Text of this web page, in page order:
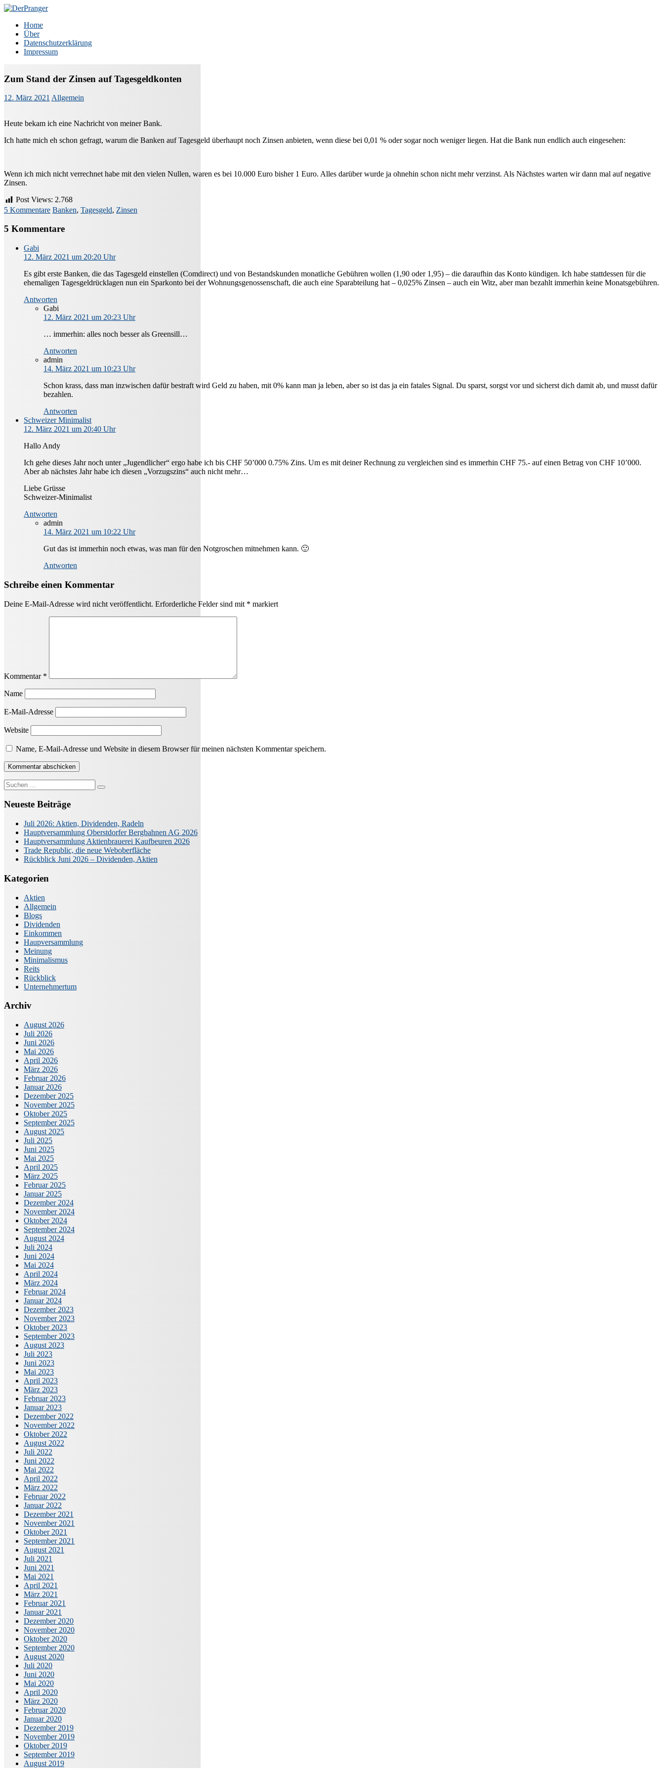
Zum
springen
DerPranger
Finanzen, Freiheit, Prangerei
Home
Über
Datenschutzerklärung
Impressum
Zum Stand der Zinsen auf Tagesgeldkonten
12. März 2021 Allgemein
Heute bekam ich eine Nachricht von meiner Bank.
Ich hatte mich eh schon gefragt, warum die Banken auf Tagesgeld überhaupt noch Zinsen anbieten, wenn diese bei 0,01 % oder sogar noch weniger liegen. Hat die Bank nun endlich auch eingesehen:
Wenn ich mich nicht verrechnet habe mit den vielen Nullen, waren es bei 10.000 Euro bisher 1 Euro. Alles darüber wurde ja ohnehin schon nicht mehr verzinst. Als Nächstes warten wir dann mal auf negative
Zinsen.
Post Views: 2.768
5 Kommentare Banken, Tagesgeld, Zinsen
5 Kommentare
Gabi
12. März 2021 um 20:20 Uhr
Es gibt erste Banken, die das Tagesgeld einstellen (Comdirect) und von Bestandskunden monatliche Gebühren wollen (1,90 oder 1,95) – die daraufhin das Konto kündigen. Ich habe stattdessen für die
ehemaligen Tagesgeldrücklagen nun ein Sparkonto bei der Wohnungsgenossenschaft, die auch eine Sparabteilung hat – 0,025% Zinsen – auch ein Witz, aber man bezahlt immerhin keine Monatsgebühren.
Antworten
Gabi
12. März 2021 um 20:23 Uhr
… immerhin: alles noch besser als Greensill…
Antworten
admin
14. März 2021 um 10:23 Uhr
Schon krass, dass man inzwischen dafür bestraft wird Geld zu haben, mit 0% kann man ja leben, aber so ist das ja ein fatales Signal. Du sparst, sorgst vor und sicherst dich damit ab, und musst dafür
bezahlen.
Antworten
Schweizer Minimalist
12. März 2021 um 20:40 Uhr
Hallo Andy
Ich gehe dieses Jahr noch unter „Jugendlicher“ ergo habe ich bis CHF 50’000 0.75% Zins. Um es mit deiner Rechnung zu vergleichen sind es immerhin CHF 75.- auf einen Betrag von CHF 10’000.
Aber ab nächstes Jahr habe ich diesen „Vorzugszins“ auch nicht mehr…
Liebe Grüsse
Schweizer-Minimalist
Antworten
admin
14. März 2021 um 10:22 Uhr
Gut das ist immerhin noch etwas, was man für den Notgroschen mitnehmen kann. 🙂
Antworten
Schreibe einen Kommentar
Deine E-Mail-Adresse wird nicht veröffentlicht. Erforderliche Felder sind mit * markiert
Kommentar *
Name
E-Mail-Adresse
Website
Name, E-Mail-Adresse und Website in diesem Browser für meinen nächsten Kommentar speichern.
Suche
nach:
Neueste Beiträge
Juli 2026: Aktien, Dividenden, Radeln
Hauptversammlung Oberstdorfer Bergbahnen AG 2026
Hauptversammlung Aktienbrauerei Kaufbeuren 2026
Trade Republic, die neue Weboberfläche
Rückblick Juni 2026 – Dividenden, Aktien
Kategorien
Aktien
Allgemein
Blogs
Dividenden
Einkommen
Haupversammlung
Meinung
Minimalismus
Reits
Rückblick
Unternehmertum
Archiv
August 2026
Juli 2026
Juni 2026
Mai 2026
April 2026
März 2026
Februar 2026
Januar 2026
Dezember 2025
November 2025
Oktober 2025
September 2025
August 2025
Juli 2025
Juni 2025
Mai 2025
April 2025
März 2025
Februar 2025
Januar 2025
Dezember 2024
November 2024
Oktober 2024
September 2024
August 2024
Juli 2024
Juni 2024
Mai 2024
April 2024
März 2024
Februar 2024
Januar 2024
Dezember 2023
November 2023
Oktober 2023
September 2023
August 2023
Juli 2023
Juni 2023
Mai 2023
April 2023
März 2023
Februar 2023
Januar 2023
Dezember 2022
November 2022
Oktober 2022
August 2022
Juli 2022
Juni 2022
Mai 2022
April 2022
März 2022
Februar 2022
Januar 2022
Dezember 2021
November 2021
Oktober 2021
September 2021
August 2021
Juli 2021
Juni 2021
Mai 2021
April 2021
März 2021
Februar 2021
Januar 2021
Dezember 2020
November 2020
Oktober 2020
September 2020
August 2020
Juli 2020
Juni 2020
Mai 2020
April 2020
März 2020
Februar 2020
Januar 2020
Dezember 2019
November 2019
Oktober 2019
September 2019
August 2019